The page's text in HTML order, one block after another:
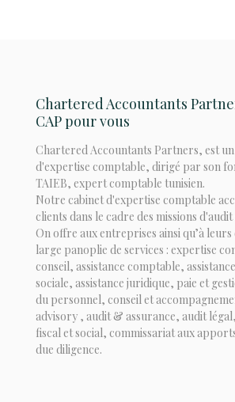
Chartered Accountants
CAP pour vous
Chartered Accountants Partners, est
d'expertise comptable, dirigé par son
TAIEB, expert comptable tunisien.
Notre cabinet d'expertise comptable
clients dans le cadre des missions
On offre aux entreprises ainsi qu’à
large panoplie de services : expertise
conseil, assistance comptable,
sociale, assistance juridique, paie et
du personnel, conseil et
advisory , audit & assurance, audit
fiscal et social, commissariat aux
due diligence.